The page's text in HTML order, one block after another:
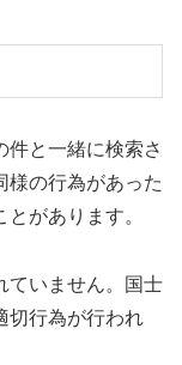
件と一緒に検索さ
様の行為があった
があります。
ていません。国士
切行為が行われ